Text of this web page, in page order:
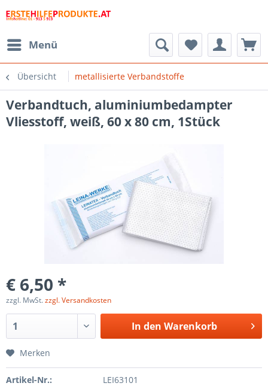
Menü
Übersicht metallisierte Verbandstoffe
Verbandtuch, aluminiumbedampter
Vliesstoff, weiß, 60 x 80 cm, 1Stück
€ 6,50 *
zzgl. MwSt.zzgl. Versandkosten
In den Warenkorb
Merken
Artikel-Nr.: LEI63101